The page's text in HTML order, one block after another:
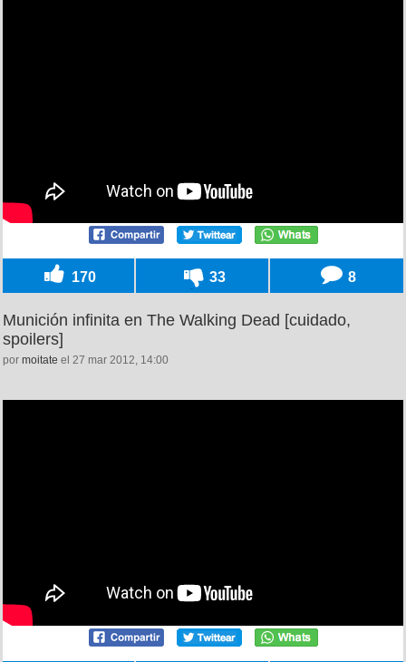
170 33 8
Munición infinita en The Walking Dead [cuidado,
spoilers]
por moitate el 27 mar 2012, 14:00